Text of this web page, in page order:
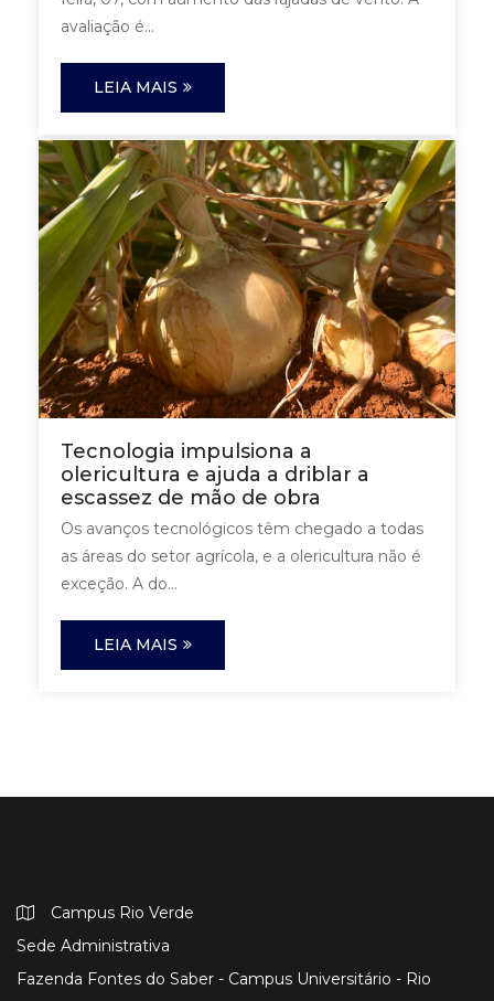
avaliação é...
LEIA MAIS
Tecnologia impulsiona a
olericultura e ajuda a driblar a
escassez de mão de obra
Os avanços tecnológicos têm chegado a todas
as áreas do setor agrícola, e a olericultura não é
exceção. A do...
LEIA MAIS
Campus Rio Verde
Sede Administrativa
Fazenda Fontes do Saber - Campus Universitário - Rio